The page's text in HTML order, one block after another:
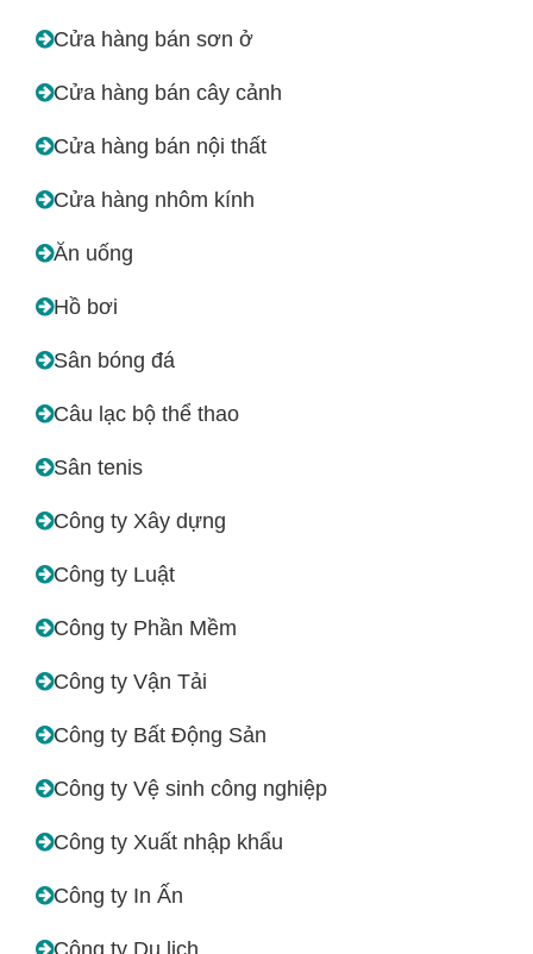
Cửa hàng bán sơn ở
Cửa hàng bán cây cảnh
Cửa hàng bán nội thất
Cửa hàng nhôm kính
Ăn uống
Hồ bơi
Sân bóng đá
Câu lạc bộ thể thao
Sân tenis
Công ty Xây dựng
Công ty Luật
Công ty Phần Mềm
Công ty Vận Tải
Công ty Bất Động Sản
Công ty Vệ sinh công nghiệp
Công ty Xuất nhập khẩu
Công ty In Ấn
Công ty Du lịch